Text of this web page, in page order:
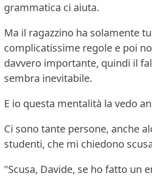
grammatica ci aiuta.
Ma il ragazzino ha solamente
complicatissime regole e poi
davvero importante, quindi il
sembra inevitabile.
E io questa mentalità la vedo
Ci sono tante persone, anche
studenti, che mi chiedono
"Scusa, Davide, se ho fatto un